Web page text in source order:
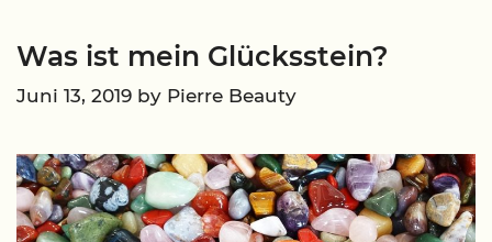
Was ist mein Glücksstein?
Juni 13, 2019 by Pierre Beauty